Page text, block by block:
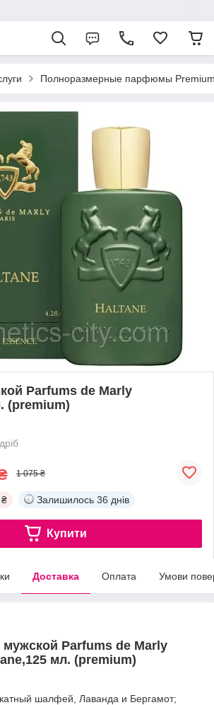
Полноразмерные парфюмы Premium
Parfums de Marly
(premium)
1 075 ₴
Залишилось 36 днів
Купити
Доставка Оплата Умови
Parfums de Marly
мл. (premium)
шалфей, Лаванда и Бергамот;